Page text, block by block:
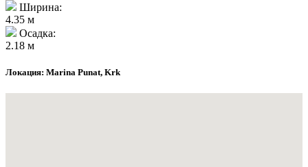
Ширина:
4.35 м
Осадка:
2.18 м
Локация: Marina Punat, Krk